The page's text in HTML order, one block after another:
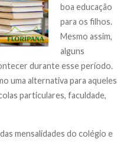
boa educação
para os filhos.
Mesmo assim,
alguns
durante esse período.
uma alternativa para aqueles
particulares, faculdade,
mensalidades do colégio e